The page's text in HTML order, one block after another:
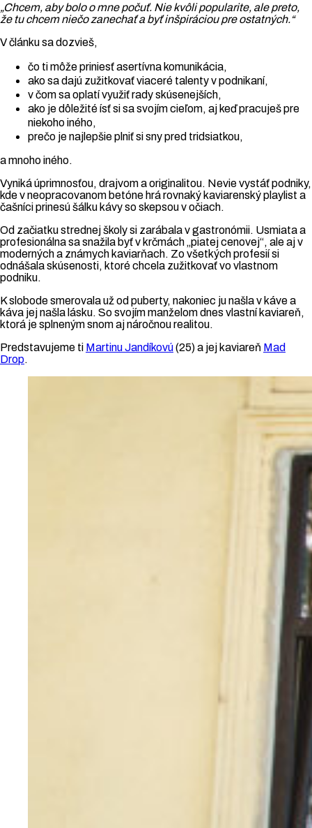
„Chcem, aby bolo o mne počuť. Nie kvôli popularite, ale preto,
že tu chcem niečo zanechať a byť inšpiráciou pre ostatných.“
V článku sa dozvieš,
čo ti môže priniesť asertívna komunikácia,
ako sa dajú zužitkovať viaceré talenty v podnikaní,
v čom sa oplatí využiť rady skúsenejších,
ako je dôležité ísť si sa svojím cieľom, aj keď pracuješ pre
niekoho iného,
prečo je najlepšie plniť si sny pred tridsiatkou,
a mnoho iného.
Vyniká úprimnosťou, drajvom a originalitou. Nevie vystáť podniky,
kde v neopracovanom betóne hrá rovnaký kaviarenský playlist a
čašníci prinesú šálku kávy so skepsou v očiach.
Od začiatku strednej školy si zarábala v gastronómii. Usmiata a
profesionálna sa snažila byť v krčmách „piatej cenovej“, ale aj v
moderných a známych kaviarňach. Zo všetkých profesií si
odnášala skúsenosti, ktoré chcela zužitkovať vo vlastnom
podniku.
K slobode smerovala už od puberty, nakoniec ju našla v káve a
káva jej našla lásku. So svojím manželom dnes vlastní kaviareň,
ktorá je splneným snom aj náročnou realitou.
Predstavujeme ti Martinu Jandíkovú(25) a jej kaviareň Mad
Drop.